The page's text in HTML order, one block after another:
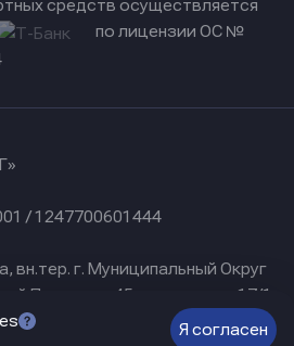
Я согласен
средств осуществляется
по лицензии ОС №
/ 1247700601444
вн.тер. г. Муниципальный Округ
Парк, дом 45, помещение 17/1